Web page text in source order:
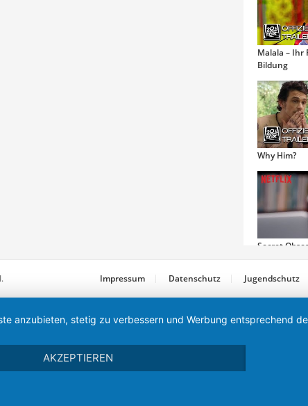
Malala – Ihr
Bildung
Why Him?
Secret
Impressum Datenschutz Jugendschutz
anzubieten, stetig zu verbessern und Werbung entsprechend
AKZEPTIEREN